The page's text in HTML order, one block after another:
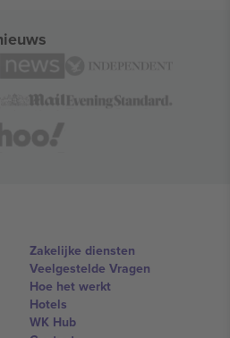
Zakelijke diensten
Veelgestelde Vragen
Hoe het werkt
Hotels
WK Hub